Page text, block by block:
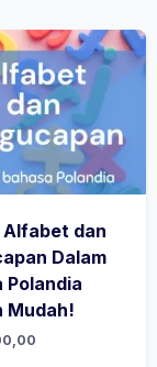
Alfabet dan
Dalam
Polandia
Mudah!